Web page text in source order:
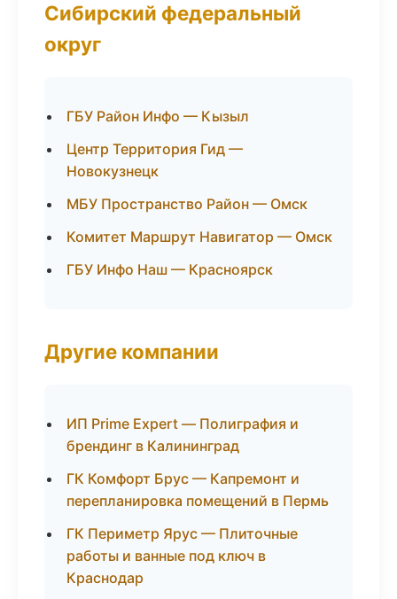
Сибирский федеральный
округ
ГБУ Район Инфо — Кызыл
Центр Территория Гид —
Новокузнецк
МБУ Пространство Район — Омск
Комитет Маршрут Навигатор — Омск
ГБУ Инфо Наш — Красноярск
Другие компании
ИП Prime Expert — Полиграфия и
брендинг в Калининград
ГК Комфорт Брус — Капремонт и
перепланировка помещений в Пермь
ГК Периметр Ярус — Плиточные
работы и ванные под ключ в
Краснодар